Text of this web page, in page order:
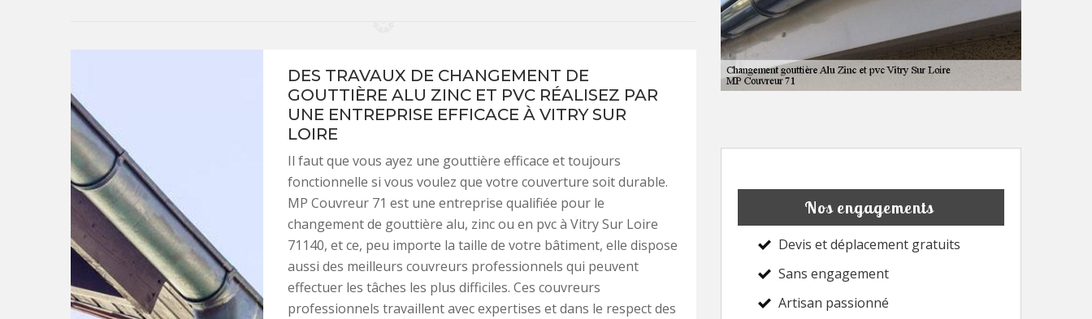
DES TRAVAUX DE CHANGEMENT DE
GOUTTIÈRE ALU ZINC ET PVC RÉALISEZ PAR
UNE ENTREPRISE EFFICACE À VITRY SUR
LOIRE
Il faut que vous ayez une gouttière efficace et toujours
fonctionnelle si vous voulez que votre couverture soit durable.
MP Couvreur 71 est une entreprise qualifiée pour le
changement de gouttière alu, zinc ou en pvc à Vitry Sur Loire
71140, et ce, peu importe la taille de votre bâtiment, elle dispose
aussi des meilleurs couvreurs professionnels qui peuvent
effectuer les tâches les plus difficiles. Ces couvreurs
professionnels travaillent avec expertises et dans le respect des
Nos engagements
Devis et déplacement gratuits
Sans engagement
Artisan passionné